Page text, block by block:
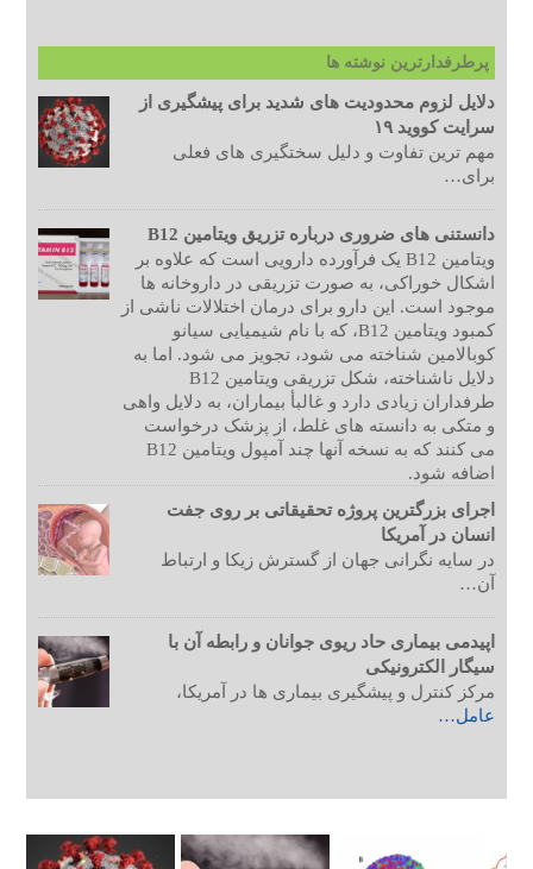
پرطرفدارترین نوشته ها
دلایل لزوم محدودیت های شدید برای پیشگیری از
سرایت کووید ۱۹
مهم ترین تفاوت و دلیل سختگیری های فعلی
برای…
دانستنی های ضروری درباره تزریق ویتامین B12
ویتامین B12 یک فرآورده دارویی است که علاوه بر
اشکال خوراکی، به صورت تزریقی در داروخانه ها
موجود است. این دارو برای درمان اختلالات ناشی از
کمبود ویتامین B12، که با نام شیمیایی سیانو
کوبالامین شناخته می شود، تجویز می شود. اما به
دلایل ناشناخته، شکل تزریقی ویتامین B12
طرفداران زیادی دارد و غالبأ بیماران، به دلایل واهی
و متکی به دانسته های غلط، از پزشک درخواست
می کنند که به نسخه آنها چند آمپول ویتامین B12
اضافه شود.
اجرای بزرگترین پروژه تحقیقاتی بر روی جفت
انسان در آمریکا
در سایه نگرانی جهان از گسترش زیکا و ارتباط
آن…
اپیدمی بیماری حاد ریوی جوانان و رابطه آن با
سیگار الکترونیکی
مرکز کنترل و پیشگیری بیماری ها در آمریکا،
عامل…